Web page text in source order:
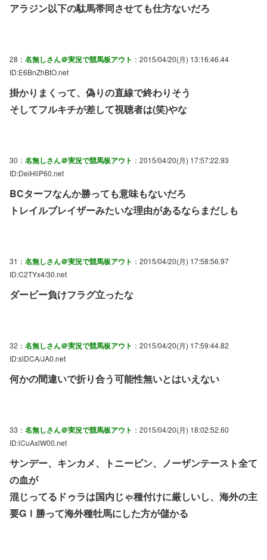
アラジン以下の駄馬帯同させても仕方ないだろ
28： 名無しさん＠実況で競馬板アウト ：2015/04/20(月) 13:16:46.44
ID:E6BnZhBtO.net
掛かりまくって、偽りの直線で終わりそう
そしてフルキチが差して視聴者は(笑)やな
30： 名無しさん＠実況で競馬板アウト ：2015/04/20(月) 17:57:22.93
ID:DeiHliP60.net
BCターフなんか勝っても意味もないだろ
トレイルブレイザーみたいな理由があるならまだしも
31： 名無しさん＠実況で競馬板アウト ：2015/04/20(月) 17:58:56.97
ID:C2TYx4/30.net
ダービー負けフラグ立ったな
32： 名無しさん＠実況で競馬板アウト ：2015/04/20(月) 17:59:44.82
ID:slDCA/JA0.net
何かの間違いで折り合う可能性無いとはいえない
33： 名無しさん＠実況で競馬板アウト ：2015/04/20(月) 18:02:52.60
ID:iCuAxlW00.net
サンデー、キンカメ、トニービン、ノーザンテースト全て
の血が
混じってるドゥラは国内じゃ種付けに厳しいし、海外の主
要GⅠ勝って海外種牡馬にした方が儲かる